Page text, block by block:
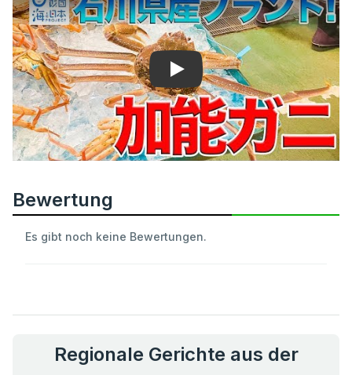
Play
Bewertung
Es gibt noch keine Bewertungen.
Regionale Gerichte aus der